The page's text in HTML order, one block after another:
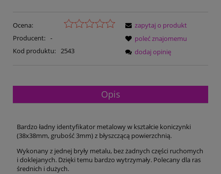
Ocena:
Producent: -
Kod produktu: 2543
zapytaj o produkt
poleć znajomemu
dodaj opinię
Opis
Bardzo ładny identyfikator metalowy w kształcie koniczynki
(38x38mm, grubość 3mm) z błyszczącą powierzchnią.
Wykonany z jednej bryły metalu, bez żadnych części ruchomych
i doklejanych. Dzięki temu bardzo wytrzymały. Polecany dla ras
średnich i dużych.